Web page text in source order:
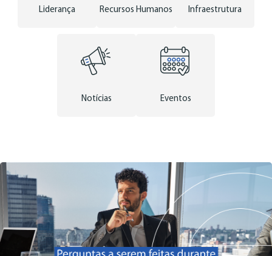
Liderança Recursos Humanos Infraestrutura
Notícias Eventos